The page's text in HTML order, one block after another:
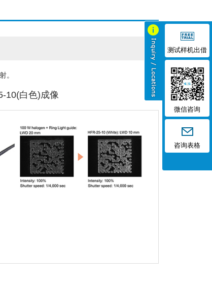
。
10(白色)成像
测试样机出借
微信咨询
咨询表格